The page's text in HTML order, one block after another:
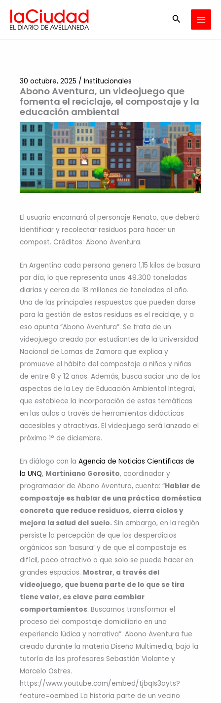
contenido
Buscar
Abono Aventura, un videojuego que
fomenta el reciclaje, el compostaje y la
educación ambiental
30 octubre, 2025 / Institucionales
El usuario encarnará al personaje Renato, que deberá
identificar y recolectar residuos para hacer un
compost. Créditos: Abono Aventura.
En Argentina cada persona genera 1,15 kilos de basura
por día, lo que representa unas 49.300 toneladas
diarias y cerca de 18 millones de toneladas al año.
Una de las principales respuestas que pueden darse
para la gestión de estos residuos es el reciclaje, y a
eso apunta “Abono Aventura”. Se trata de un
videojuego creado por estudiantes de la Universidad
Nacional de Lomas de Zamora que explica y
promueve el hábito del compostaje a niños y niñas
de entre 8 y 12 años. Además, busca saciar uno de los
aspectos de la Ley de Educación Ambiental Integral,
que establece la incorporación de estas temáticas
en las aulas a través de herramientas didácticas
accesibles y atractivas. El videojuego será lanzado el
próximo 1° de diciembre.
En diálogo con la Agencia de Noticias Científicas de
la UNQ, Martiniano Gorosito, coordinador y
programador de Abono Aventura, cuenta: “Hablar de
compostaje es hablar de una práctica doméstica
concreta que reduce residuos, cierra ciclos y
mejora la salud del suelo. Sin embargo, en la región
persiste la percepción de que los desperdicios
orgánicos son ‘basura’ y de que el compostaje es
difícil, poco atractivo o que solo se puede hacer en
grandes espacios. Mostrar, a través del
videojuego, que buena parte de lo que se tira
tiene valor, es clave para cambiar
comportamientos. Buscamos transformar el
proceso del compostaje domiciliario en una
experiencia lúdica y narrativa”. Abono Aventura fue
creado durante la materia Diseño Multimedia, bajo la
tutoría de los profesores Sebastián Violante y
Marcelo Ostres.
https://www.youtube.com/embed/tjbqIs3ayts?
feature=oembed La historia parte de un vecino